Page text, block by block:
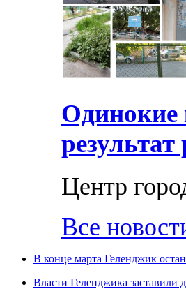
Одинокие
Центр
Все
В конце марта Геленджик
Власти Геленджика заставили